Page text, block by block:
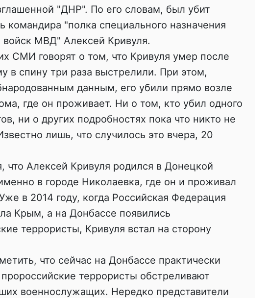
"ДНР". По его словам, был убит
командира "полка специального назначения
войск МВД" Алексей Кривуля.
СМИ говорят о том, что Кривуля умер после
в спину три раза выстрелили. При этом,
данным, его убили прямо возле
где он проживает. Ни о том, кто убил одного
ни о других подробностях пока что никто не
лишь, что случилось это вчера, 20
что Алексей Кривуля родился в Донецкой
в городе Николаевка, где он и проживал
в 2014 году, когда Российская Федерация
Крым, а на Донбассе появились
террористы, Кривуля встал на сторону
что сейчас на Донбассе практически
террористы обстреливают
военнослужащих. Нередко представители